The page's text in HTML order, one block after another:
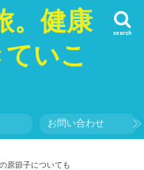
。健康
いこ
search
お問い合わせ
原節子についても